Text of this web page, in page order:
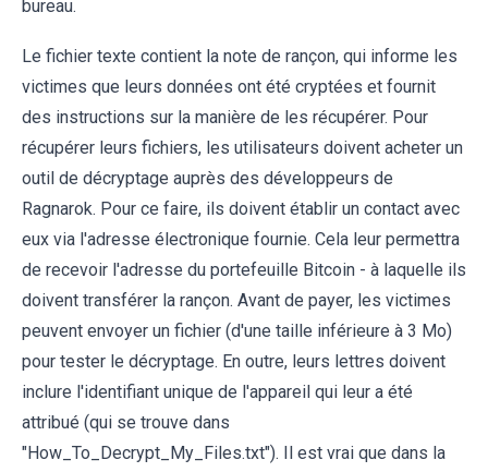
bureau.
Le fichier texte contient la note de rançon, qui informe les
victimes que leurs données ont été cryptées et fournit
des instructions sur la manière de les récupérer. Pour
récupérer leurs fichiers, les utilisateurs doivent acheter un
outil de décryptage auprès des développeurs de
Ragnarok. Pour ce faire, ils doivent établir un contact avec
eux via l'adresse électronique fournie. Cela leur permettra
de recevoir l'adresse du portefeuille Bitcoin - à laquelle ils
doivent transférer la rançon. Avant de payer, les victimes
peuvent envoyer un fichier (d'une taille inférieure à 3 Mo)
pour tester le décryptage. En outre, leurs lettres doivent
inclure l'identifiant unique de l'appareil qui leur a été
attribué (qui se trouve dans
"How_To_Decrypt_My_Files.txt"). Il est vrai que dans la